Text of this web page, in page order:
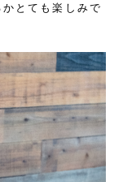
とても楽しみで